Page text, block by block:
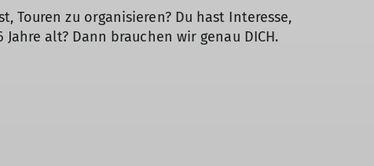
Touren zu organisieren? Du hast Interesse,
alt? Dann brauchen wir genau DICH.